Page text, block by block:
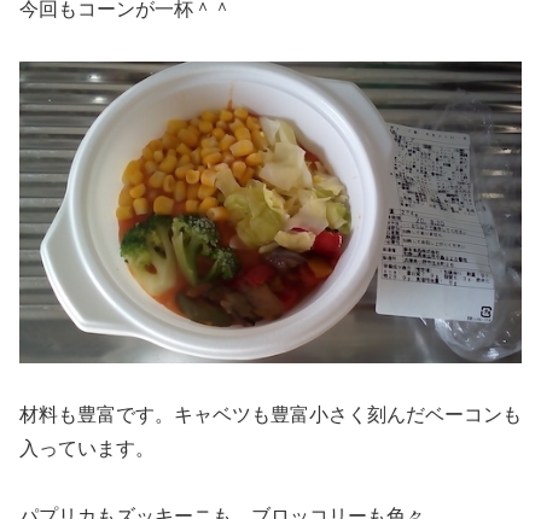
今回もコーンが一杯＾＾
材料も豊富です。キャベツも豊富小さく刻んだベーコンも
入っています。